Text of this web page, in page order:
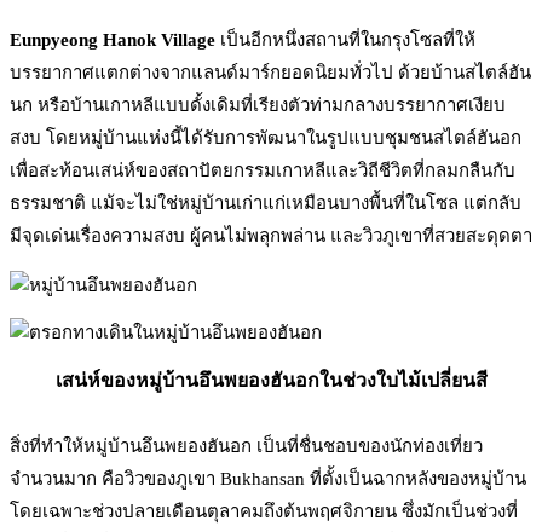
Eunpyeong Hanok Village เป็นอีกหนึ่งสถานที่ในกรุงโซลที่ให้
บรรยากาศแตกต่างจากแลนด์มาร์กยอดนิยมทั่วไป ด้วยบ้านสไตล์ฮัน
นก หรือบ้านเกาหลีแบบดั้งเดิมที่เรียงตัวท่ามกลางบรรยากาศเงียบ
สงบ โดยหมู่บ้านแห่งนี้ได้รับการพัฒนาในรูปแบบชุมชนสไตล์ฮันอก
เพื่อสะท้อนเสน่ห์ของสถาปัตยกรรมเกาหลีและวิถีชีวิตที่กลมกลืนกับ
ธรรมชาติ แม้จะไม่ใช่หมู่บ้านเก่าแก่เหมือนบางพื้นที่ในโซล แต่กลับ
มีจุดเด่นเรื่องความสงบ ผู้คนไม่พลุกพล่าน และวิวภูเขาที่สวยสะดุดตา
เสน่ห์ของหมู่บ้านอึนพยองฮันอกในช่วงใบไม้เปลี่ยนสี
สิ่งที่ทำให้หมู่บ้านอึนพยองฮันอก เป็นที่ชื่นชอบของนักท่องเที่ยว
จำนวนมาก คือวิวของภูเขา Bukhansan ที่ตั้งเป็นฉากหลังของหมู่บ้าน
โดยเฉพาะช่วงปลายเดือนตุลาคมถึงต้นพฤศจิกายน ซึ่งมักเป็นช่วงที่